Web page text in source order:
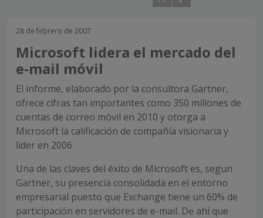
28 de febrero de 2007
Microsoft lidera el mercado del
e-mail móvil
El informe, elaborado por la consultora Gartner,
ofrece cifras tan importantes como 350 millones de
cuentas de correo móvil en 2010 y otorga a
Microsoft la calificación de compañía visionaria y
lider en 2006
Una de las claves del éxito de Microsoft es, segun
Gartner, su presencia consolidada en el entorno
empresarial puesto que Exchange tiene un 60% de
participación en servidores de e-mail. De ahí que